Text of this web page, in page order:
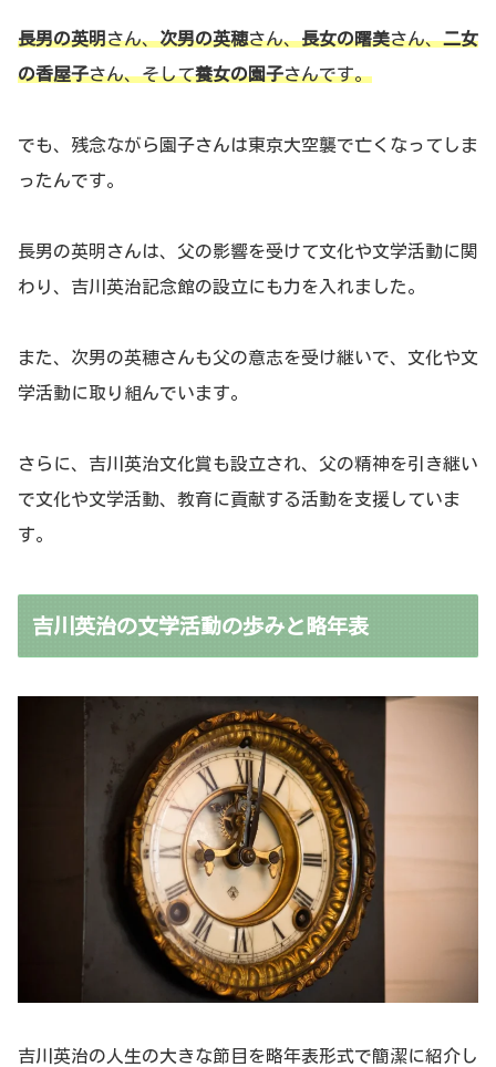
長男の英明さん、次男の英穂さん、長女の曙美さん、二女
の香屋子さん、そして養女の園子さんです。
でも、残念ながら園子さんは東京大空襲で亡くなってしま
ったんです。
長男の英明さんは、父の影響を受けて文化や文学活動に関
わり、吉川英治記念館の設立にも力を入れました。
また、次男の英穂さんも父の意志を受け継いで、文化や文
学活動に取り組んでいます。
さらに、吉川英治文化賞も設立され、父の精神を引き継い
で文化や文学活動、教育に貢献する活動を支援していま
す。
吉川英治の文学活動の歩みと略年表
吉川英治の人生の大きな節目を略年表形式で簡潔に紹介し